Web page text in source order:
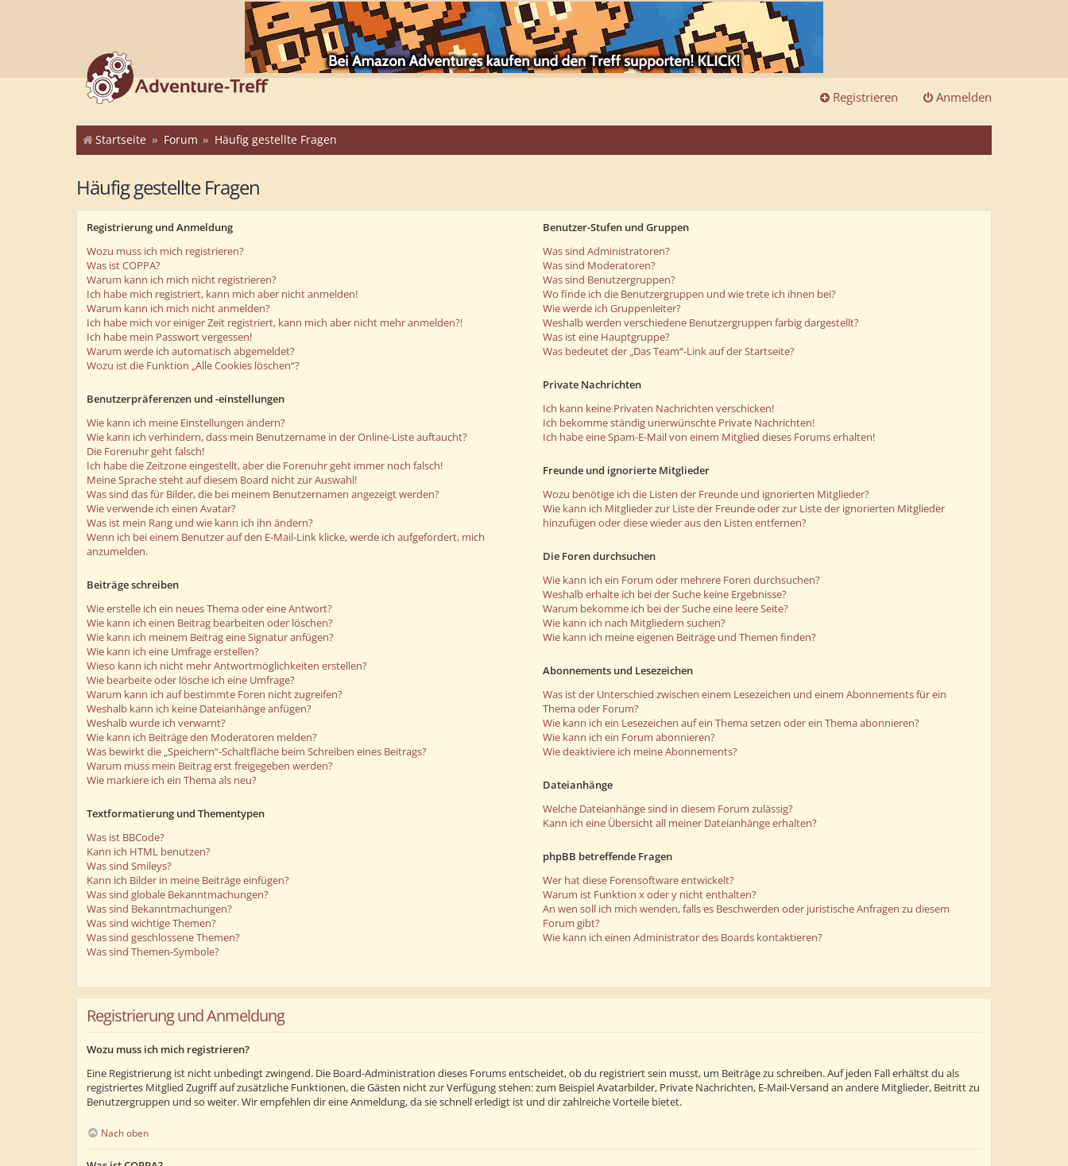
Anmelden
Registrieren
Startseite Forum Häufig gestellte Fragen
Häufig gestellte Fragen
Registrierung und Anmeldung
Wozu muss ich mich registrieren?
Was ist COPPA?
Warum kann ich mich nicht registrieren?
Ich habe mich registriert, kann mich aber nicht anmelden!
Warum kann ich mich nicht anmelden?
Ich habe mich vor einiger Zeit registriert, kann mich aber nicht mehr anmelden?!
Ich habe mein Passwort vergessen!
Warum werde ich automatisch abgemeldet?
Wozu ist die Funktion „Alle Cookies löschen“?
Benutzerpräferenzen und -einstellungen
Wie kann ich meine Einstellungen ändern?
Wie kann ich verhindern, dass mein Benutzername in der Online-Liste auftaucht?
Die Forenuhr geht falsch!
Ich habe die Zeitzone eingestellt, aber die Forenuhr geht immer noch falsch!
Meine Sprache steht auf diesem Board nicht zur Auswahl!
Was sind das für Bilder, die bei meinem Benutzernamen angezeigt werden?
Wie verwende ich einen Avatar?
Was ist mein Rang und wie kann ich ihn ändern?
Wenn ich bei einem Benutzer auf den E-Mail-Link klicke, werde ich aufgefordert, mich
anzumelden.
Beiträge schreiben
Wie erstelle ich ein neues Thema oder eine Antwort?
Wie kann ich einen Beitrag bearbeiten oder löschen?
Wie kann ich meinem Beitrag eine Signatur anfügen?
Wie kann ich eine Umfrage erstellen?
Wieso kann ich nicht mehr Antwortmöglichkeiten erstellen?
Wie bearbeite oder lösche ich eine Umfrage?
Warum kann ich auf bestimmte Foren nicht zugreifen?
Weshalb kann ich keine Dateianhänge anfügen?
Weshalb wurde ich verwarnt?
Wie kann ich Beiträge den Moderatoren melden?
Was bewirkt die „Speichern“-Schaltfläche beim Schreiben eines Beitrags?
Warum muss mein Beitrag erst freigegeben werden?
Wie markiere ich ein Thema als neu?
Textformatierung und Thementypen
Was ist BBCode?
Kann ich HTML benutzen?
Was sind Smileys?
Kann ich Bilder in meine Beiträge einfügen?
Was sind globale Bekanntmachungen?
Was sind Bekanntmachungen?
Was sind wichtige Themen?
Was sind geschlossene Themen?
Was sind Themen-Symbole?
Benutzer-Stufen und Gruppen
Was sind Administratoren?
Was sind Moderatoren?
Was sind Benutzergruppen?
Wo finde ich die Benutzergruppen und wie trete ich ihnen bei?
Wie werde ich Gruppenleiter?
Weshalb werden verschiedene Benutzergruppen farbig dargestellt?
Was ist eine Hauptgruppe?
Was bedeutet der „Das Team“-Link auf der Startseite?
Private Nachrichten
Ich kann keine Privaten Nachrichten verschicken!
Ich bekomme ständig unerwünschte Private Nachrichten!
Ich habe eine Spam-E-Mail von einem Mitglied dieses Forums erhalten!
Freunde und ignorierte Mitglieder
Wozu benötige ich die Listen der Freunde und ignorierten Mitglieder?
Wie kann ich Mitglieder zur Liste der Freunde oder zur Liste der ignorierten Mitglieder
hinzufügen oder diese wieder aus den Listen entfernen?
Die Foren durchsuchen
Wie kann ich ein Forum oder mehrere Foren durchsuchen?
Weshalb erhalte ich bei der Suche keine Ergebnisse?
Warum bekomme ich bei der Suche eine leere Seite?
Wie kann ich nach Mitgliedern suchen?
Wie kann ich meine eigenen Beiträge und Themen finden?
Abonnements und Lesezeichen
Was ist der Unterschied zwischen einem Lesezeichen und einem Abonnements für ein
Thema oder Forum?
Wie kann ich ein Lesezeichen auf ein Thema setzen oder ein Thema abonnieren?
Wie kann ich ein Forum abonnieren?
Wie deaktiviere ich meine Abonnements?
Dateianhänge
Welche Dateianhänge sind in diesem Forum zulässig?
Kann ich eine Übersicht all meiner Dateianhänge erhalten?
phpBB betreffende Fragen
Wer hat diese Forensoftware entwickelt?
Warum ist Funktion x oder y nicht enthalten?
An wen soll ich mich wenden, falls es Beschwerden oder juristische Anfragen zu diesem
Forum gibt?
Wie kann ich einen Administrator des Boards kontaktieren?
Registrierung und Anmeldung
Wozu muss ich mich registrieren?
Eine Registrierung ist nicht unbedingt zwingend. Die Board-Administration dieses Forums entscheidet, ob du registriert sein musst, um Beiträge zu schreiben. Auf jeden Fall erhältst du als
registriertes Mitglied Zugriff auf zusätzliche Funktionen, die Gästen nicht zur Verfügung stehen: zum Beispiel Avatarbilder, Private Nachrichten, E-Mail-Versand an andere Mitglieder, Beitritt zu
Benutzergruppen und so weiter. Wir empfehlen dir eine Anmeldung, da sie schnell erledigt ist und dir zahlreiche Vorteile bietet.
Nach oben